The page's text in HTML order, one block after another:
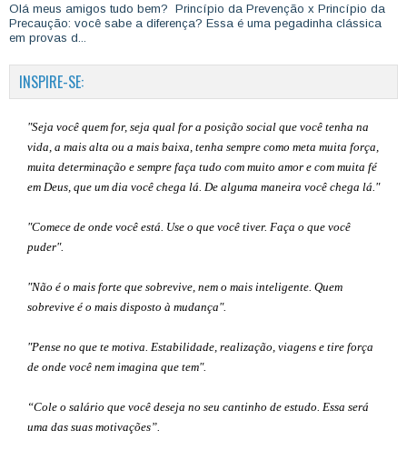
Olá meus amigos tudo bem? Princípio da Prevenção x Princípio da
Precaução: você sabe a diferença? Essa é uma pegadinha clássica
em provas d...
INSPIRE-SE:
"Seja você quem for, seja qual for a posição social que você tenha na
vida, a mais alta ou a mais baixa, tenha sempre como meta muita força,
muita determinação e sempre faça tudo com muito amor e com muita fé
em Deus, que um dia você chega lá. De alguma maneira você chega lá."
"Comece de onde você está. Use o que você tiver. Faça o que você
puder".
"Não é o mais forte que sobrevive, nem o mais inteligente. Quem
sobrevive é o mais disposto à mudança".
"Pense no que te motiva. Estabilidade, realização, viagens e tire força
de onde você nem imagina que tem".
“Cole o salário que você deseja no seu cantinho de estudo. Essa será
uma das suas motivações”.